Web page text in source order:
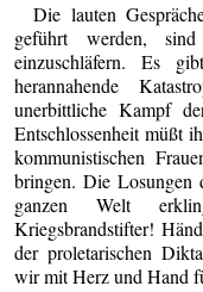
Die lauten
geführt werden,
einzuschläfern. Es
herannahende
unerbittliche Kampf
Entschlossenheit müßt
kommunistischen
bringen. Die Losungen
ganzen Welt
Kriegsbrandstifter!
der proletarischen
wir mit Herz und Hand